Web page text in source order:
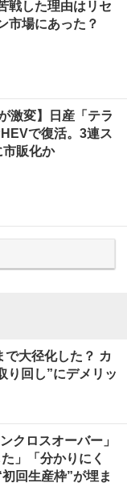
戦した理由はリセ
市場にあった？
激変】日産「テラ
で復活。3連ス
市販化か
大径化した？ カ
り回し”にデメリッ
クロスオーバー」
」「分かりにく
回生産枠”が埋ま